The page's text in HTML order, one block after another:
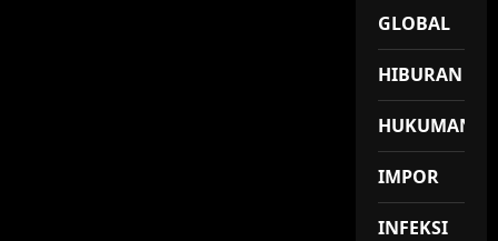
GLOBAL
HIBURAN
HUKUMAN
IMPOR
INFEKSI